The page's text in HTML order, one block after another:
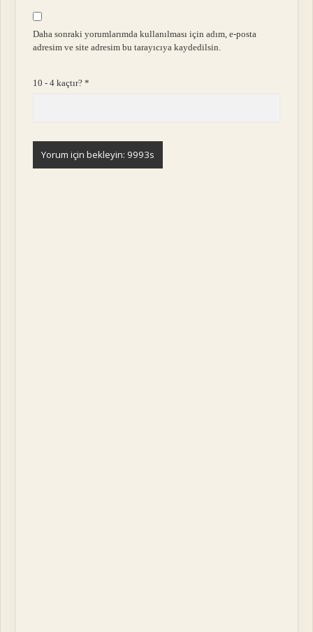
Daha sonraki yorumlarımda kullanılması için adım, e-posta
adresim ve site adresim bu tarayıcıya kaydedilsin.
10 - 4 kaçtır?*